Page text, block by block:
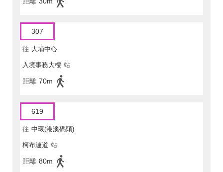
307
往 大埔中心
入境事務大樓 站
距離 70m
619
往 中環(港澳碼頭)
柯布連道 站
距離 80m